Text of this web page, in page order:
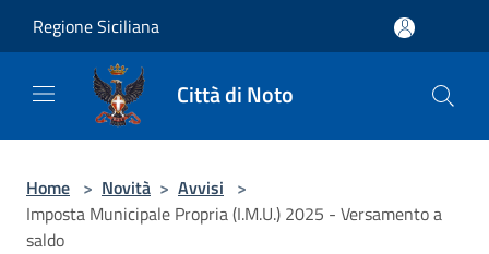
Regione Siciliana
Città di Noto
Home > Novità > Avvisi >
Imposta Municipale Propria (I.M.U.) 2025 - Versamento a
saldo